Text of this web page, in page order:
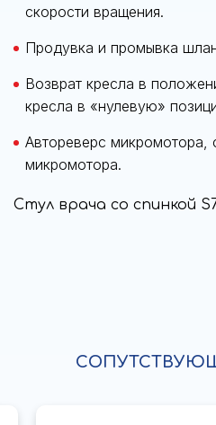
скорости вращения.
Продувка и промывка
Возврат кресла в
кресла в «нулевую»
Автореверс
микромотора.
Стул врача со спинкой